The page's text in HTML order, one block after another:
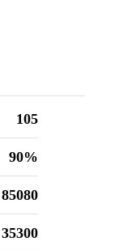
105
90%
85080
35300